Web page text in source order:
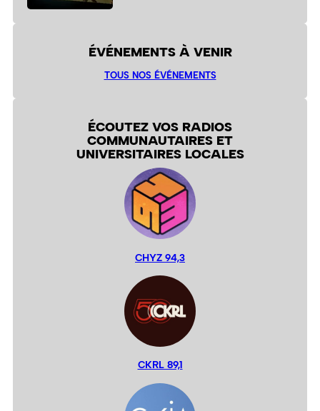
ÉVÉNEMENTS À VENIR
TOUS NOS ÉVÉNEMENTS
ÉCOUTEZ VOS RADIOS
COMMUNAUTAIRES ET
UNIVERSITAIRES LOCALES
CHYZ 94,3
CKRL 89,1